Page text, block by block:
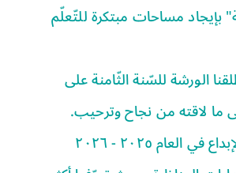
بإيجاد مساحات مبتكرة للتّعلّم
الورشة للسّنة الثّامنة على
ما لاقته من نجاح وترحيب.
عرّفت ورشة الإبداع في العام ٢٠٢٥ - ٢٠٢٦